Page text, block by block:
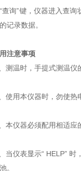
查询”键，仪器进入查
记录数据。
注意事项
测温时，手提式测温仪
使用本仪器时，勿使热
本仪器必须配用相适应
当仪表显示“ HELP”
。